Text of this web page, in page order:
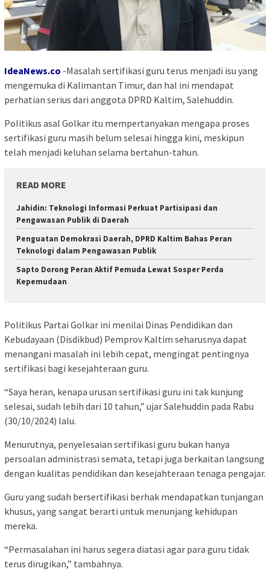
IdeaNews.co -Masalah sertifikasi guru terus menjadi isu yang
mengemuka di Kalimantan Timur, dan hal ini mendapat
perhatian serius dari anggota DPRD Kaltim, Salehuddin.
Politikus asal Golkar itu mempertanyakan mengapa proses
sertifikasi guru masih belum selesai hingga kini, meskipun
telah menjadi keluhan selama bertahun-tahun.
READ MORE
Jahidin: Teknologi Informasi Perkuat Partisipasi dan
Pengawasan Publik di Daerah
Penguatan Demokrasi Daerah, DPRD Kaltim Bahas Peran
Teknologi dalam Pengawasan Publik
Sapto Dorong Peran Aktif Pemuda Lewat Sosper Perda
Kepemudaan
Politikus Partai Golkar ini menilai Dinas Pendidikan dan
Kebudayaan (Disdikbud) Pemprov Kaltim seharusnya dapat
menangani masalah ini lebih cepat, mengingat pentingnya
sertifikasi bagi kesejahteraan guru.
“Saya heran, kenapa urusan sertifikasi guru ini tak kunjung
selesai, sudah lebih dari 10 tahun,” ujar Salehuddin pada Rabu
(30/10/2024) lalu.
Menurutnya, penyelesaian sertifikasi guru bukan hanya
persoalan administrasi semata, tetapi juga berkaitan langsung
dengan kualitas pendidikan dan kesejahteraan tenaga pengajar.
Guru yang sudah bersertifikasi berhak mendapatkan tunjangan
khusus, yang sangat berarti untuk menunjang kehidupan
mereka.
“Permasalahan ini harus segera diatasi agar para guru tidak
terus dirugikan,” tambahnya.